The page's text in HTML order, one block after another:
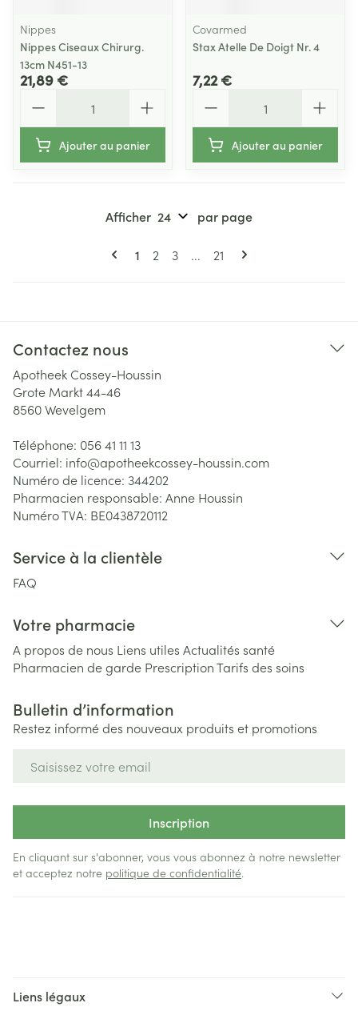
Nippes
Nippes Ciseaux Chirurg.
13cm N451-13
21,89 €
Ajouter au panier
Covarmed
Stax Atelle De Doigt Nr. 4
7,22 €
Ajouter au panier
Pages
Vous lisez actuellement la page
1 Page
2 Page
3 ... Page
21
Afficher par page
Contactez nous
Apotheek Cossey-Houssin
Grote Markt 44-46
8560Wevelgem
Téléphone: 056 41 11 13
Courriel: info@apotheekcossey-houssin.com
Numéro de licence: 344202
Pharmacien responsable: Anne Houssin
Numéro TVA: BE0438720112
Service à la clientèle
FAQ
Votre pharmacie
A propos de nous Liens utiles Actualités santé
Pharmacien de garde PrescriptionTarifs des soins
Bulletin d’information
Restez informé des nouveaux produits et promotions
Inscription
En cliquant sur s'abonner, vous vous abonnez à notre newsletter
et acceptez notre politique de confidentialité.
Liens légaux